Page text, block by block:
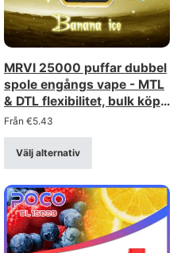
MRVI 25000 puffar dubbel
spole engångs vape - MTL
& DTL flexibilitet, bulk köpa
grossist
Från €5.43
Välj alternativ